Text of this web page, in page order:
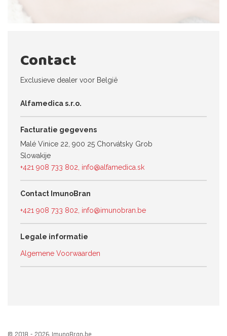
Contact
Exclusieve dealer voor België
Alfamedica s.r.o.
Facturatie gegevens
Malé Vinice 22, 900 25 Chorvátsky Grob
Slowakije
+421 908 733 802 info@alfamedica.sk
Contact ImunoBran
+421 908 733 802 info@imunobran.be
Legale informatie
Algemene Voorwaarden